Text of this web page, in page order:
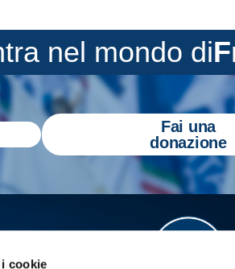
cookie
nel mondo di
Fai una
donazione